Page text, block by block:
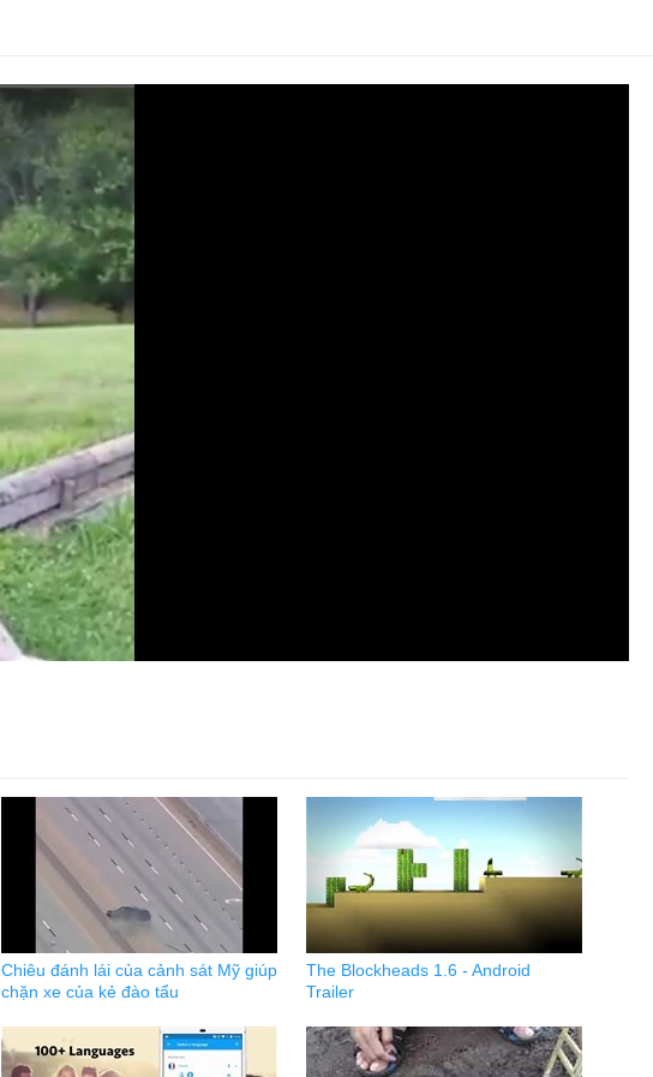
Chiêu đánh lái của cảnh sát Mỹ giúp
chặn xe của kẻ đào tẩu
The Blockheads 1.6 - Android
Trailer